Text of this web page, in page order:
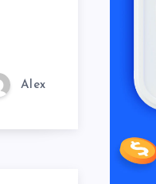
Alex